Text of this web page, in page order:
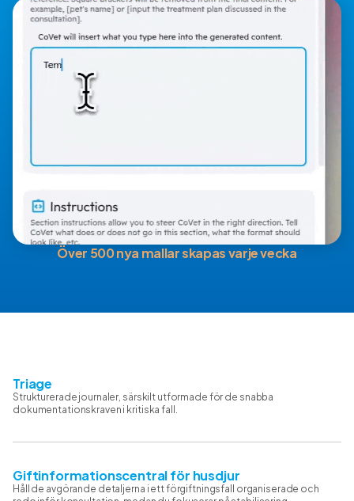
Över 500 nya mallar skapas varje vecka
Triage
Strukturerade journaler, särskilt utformade för de snabba
dokumentationskraven i kritiska fall.
Giftinformationscentral för husdjur
Håll de avgörande detaljerna i ett förgiftningsfall organiserade och